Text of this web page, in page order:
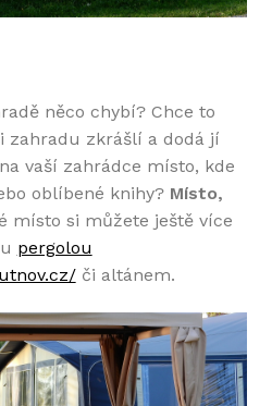
něco chybí? Chce to
zahradu zkrášlí a dodá jí
vaší zahrádce místo, kde
oblíbené knihy? Místo,
místo si můžete ještě více
pergolou
či altánem.